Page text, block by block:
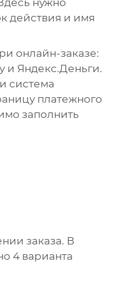
действия и имя
онлайн-заказе:
и Яндекс.Деньги.
система
платежного
заполнить
заказа. В
4 варианта